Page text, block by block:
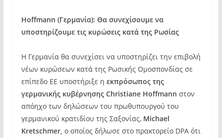
Hoffmann (Γερμανία): Θα συνεχίσουμε να
υποστηρίζουμε τις κυρώσεις κατά της Ρωσίας
Η Γερμανία θα συνεχίσει να υποστηρίζει την επιβολή
νέων κυρώσεων κατά της Ρωσικής Ομοσπονδίας σε
επίπεδο ΕΕ υποστήριξε η εκπρόσωπος της
γερμανικής κυβέρνησης Christiane Hoffmann στον
απόηχο των δηλώσεων του πρωθυπουργού του
γερμανικού κρατιδίου της Σαξονίας, Michael
Kretschmer, ο οποίος δήλωσε στο πρακτορείο DPA ότι